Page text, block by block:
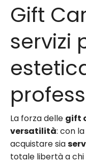
Gift
servizi
La forza delle gift
versatilità: con la
acquistare sia
totale libertà a chi